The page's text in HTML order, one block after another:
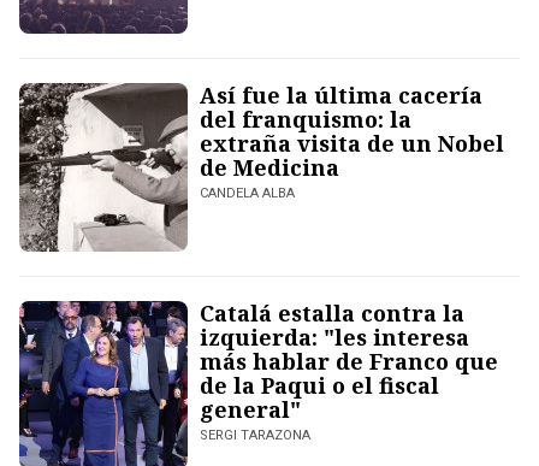
Así fue la última cacería
del franquismo: la
extraña visita de un Nobel
de Medicina
CANDELA ALBA
Catalá estalla contra la
izquierda: "les interesa
más hablar de Franco que
de la Paqui o el fiscal
general"
SERGI TARAZONA